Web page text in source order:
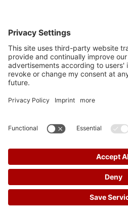
We need your
We use OpenStreetMap to
Accept
powered by
Management
Impressum-
GALLERY-IMMOBILIEN -
IMMOBILIENSOFTWARE &